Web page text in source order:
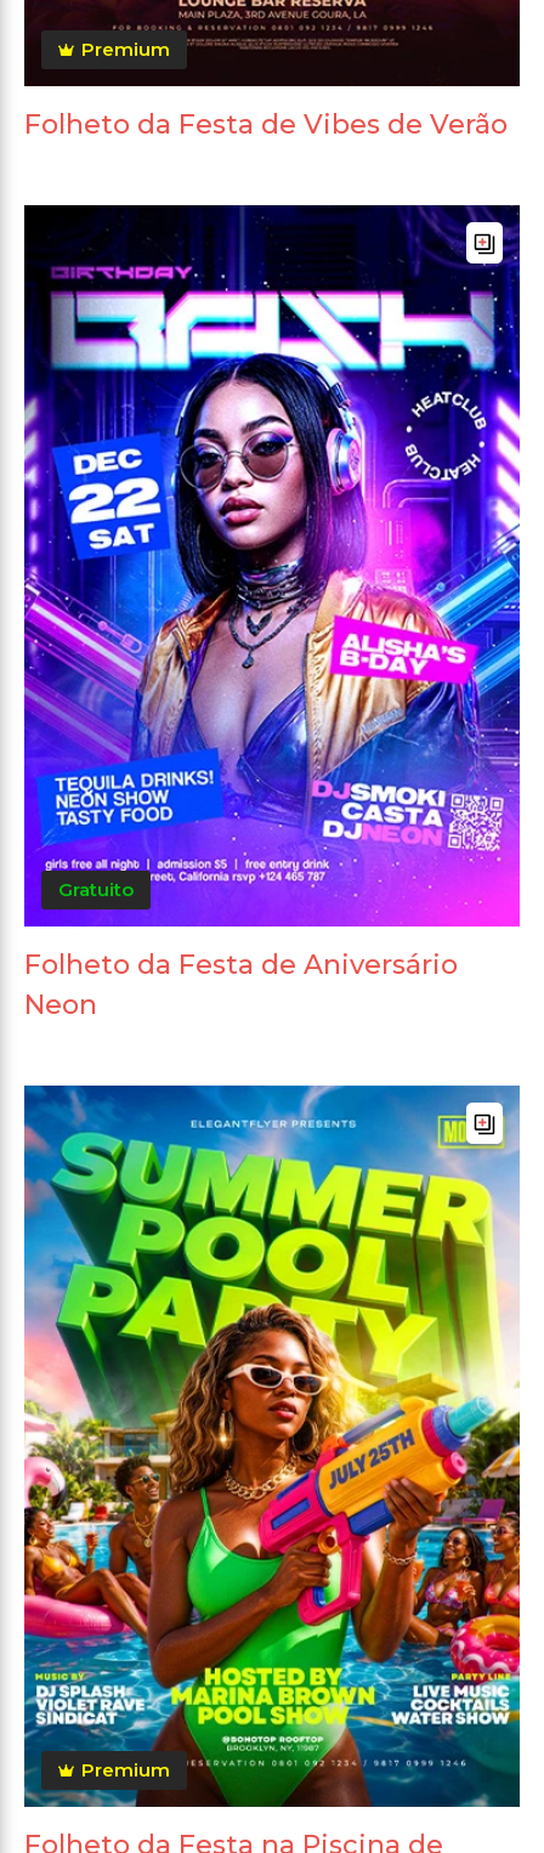
Premium
Folheto da Festa de Vibes de Verão
Gratuito
Folheto da Festa de Aniversário
Neon
Premium
Folheto da Festa na Piscina de